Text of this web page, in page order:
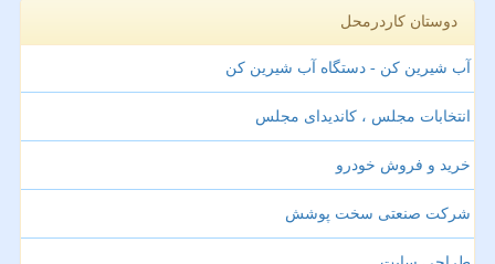
دوستان کاردرمحل
آب شیرین کن - دستگاه آب شیرین کن
انتخابات مجلس ، کاندیدای مجلس
خرید و فروش خودرو
شرکت صنعتی سخت پوشش